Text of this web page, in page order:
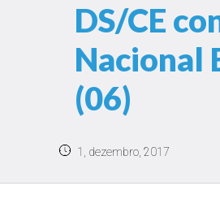
DS/CE
Nacional
(06)
1, dezembro, 2017